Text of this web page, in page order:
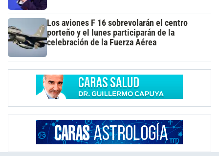
Los aviones F 16 sobrevolarán el centro
porteño y el lunes participarán de la
celebración de la Fuerza Aérea